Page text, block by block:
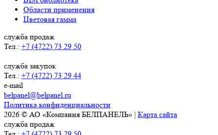
Области применения
Цветовая гамма
служба продаж
Тел.: +7 (4722) 73 29 50
служба закупок
Тел.: +7 (4722) 73 29 44
e-mail
belpanel@belpanel.ru
Политика конфиденциальности
2026 © АО «Компания БЕЛПАНЕЛЬ» | Карта сайта
служба продаж